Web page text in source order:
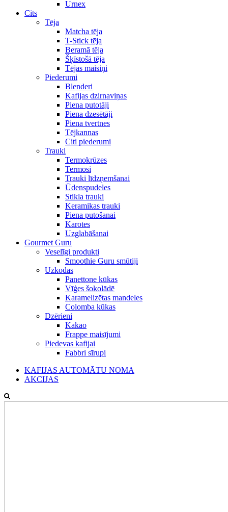
Urnex
Cits
Tēja
Matcha tēja
T-Stick tēja
Beramā tēja
Šķīstošā tēja
Tējas maisiņi
Piederumi
Blenderi
Kafijas dzirnaviņas
Piena putotāji
Piena dzesētāji
Piena tvertnes
Tējkannas
Citi piederumi
Trauki
Termokrūzes
Termosi
Trauki līdzņemšanai
Ūdenspudeles
Stikla trauki
Keramikas trauki
Piena putošanai
Karotes
Uzglabāšanai
Gourmet Guru
Veselīgi produkti
Smoothie Guru smūtiji
Uzkodas
Panettone kūkas
Vīģes šokolādē
Karamelizētas mandeles
Colomba kūkas
Dzērieni
Kakao
Frappe maisījumi
Piedevas kafijai
Fabbri sīrupi
KAFIJAS AUTOMĀTU NOMA
AKCIJAS